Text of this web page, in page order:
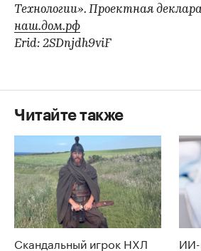
Технологии». Проектная
наш.дом.рф
Erid: 2SDnjdh9viF
Читайте также
Скандальный игрок НХЛ
ИИ-